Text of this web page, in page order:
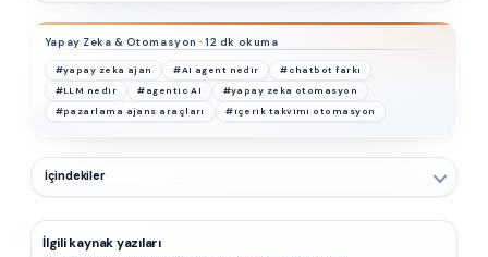
Yapay Zeka & Otomasyon · 12 dk okuma
#yapay zeka ajan #AI agent nedir
#chatbot farkı
#LLM nedir
#agentic AI
#yapay zeka otomasyon
#pazarlama ajans araçları
#içerik takvimi otomasyon
İçindekiler
İlgili kaynak yazıları